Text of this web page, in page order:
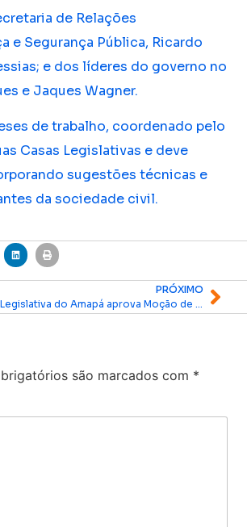
de Relações
Segurança Pública, Ricardo
e dos líderes do governo no
e Jaques Wagner.
de trabalho, coordenado pelo
Casas Legislativas e deve
sugestões técnicas e
da sociedade civil.
PRÓXIMO
Assembleia Legislativa do Amapá aprova Moção de Repúdio a projeto de deputado de São Paulo contra exploração de petróleo na Margem Equatorial
são marcados com *